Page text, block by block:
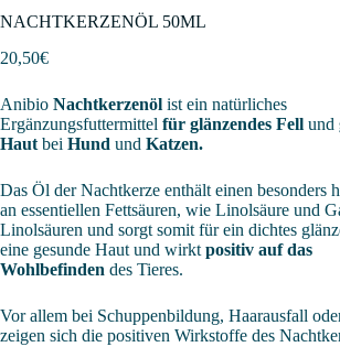
NACHTKERZENÖL 50ML
20,50€
Anibio Nachtkerzenöl ist ein natürliches
Ergänzungsfuttermittel für glänzendes Fell und
Haut bei Hund und Katzen.
Das Öl der Nachtkerze enthält einen besonders
an essentiellen Fettsäuren, wie Linolsäure und
Linolsäuren und sorgt somit für ein dichtes
eine gesunde Haut und wirkt positiv auf das
Wohlbefinden des Tieres.
Vor allem bei Schuppenbildung, Haarausfall
zeigen sich die positiven Wirkstoffe des